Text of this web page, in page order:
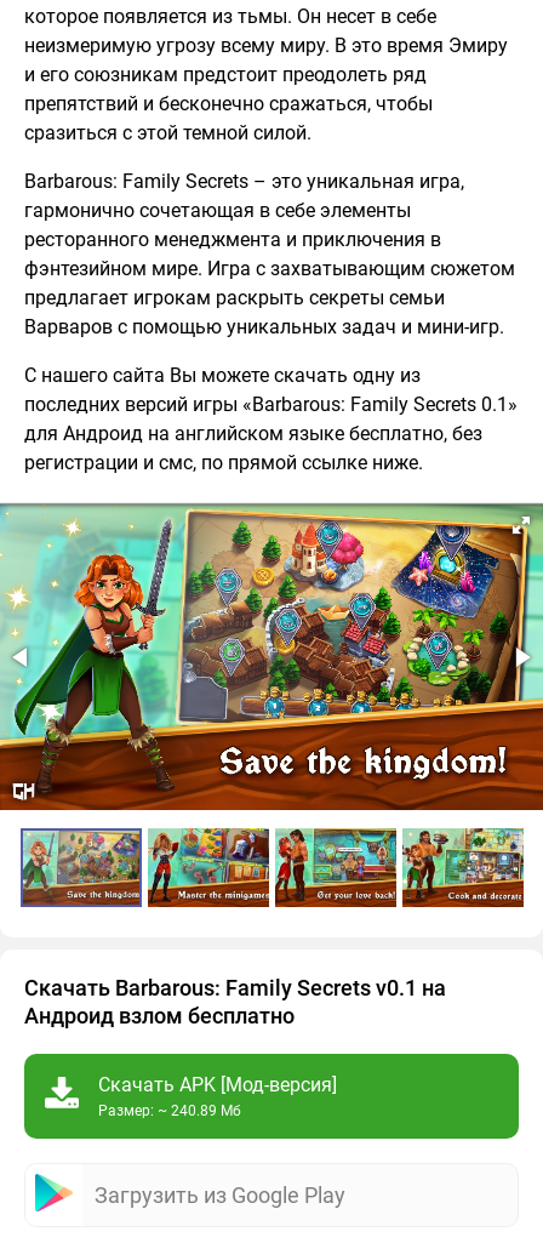
которое появляется из тьмы. Он несет в себе
неизмеримую угрозу всему миру. В это время Эмиру
и его союзникам предстоит преодолеть ряд
препятствий и бесконечно сражаться, чтобы
сразиться с этой темной силой.
Barbarous: Family Secrets – это уникальная игра,
гармонично сочетающая в себе элементы
ресторанного менеджмента и приключения в
фэнтезийном мире. Игра с захватывающим сюжетом
предлагает игрокам раскрыть секреты семьи
Варваров с помощью уникальных задач и мини-игр.
С нашего сайта Вы можете скачать одну из
последних версий игры «Barbarous: Family Secrets 0.1»
для Андроид на английском языке бесплатно, без
регистрации и смс, по прямой ссылке ниже.
Скачать Barbarous: Family Secrets v0.1 на
Андроид взлом бесплатно
Скачать APK [Мод-версия]
Размер: ~ 240.89 Мб
Загрузить из Google Play